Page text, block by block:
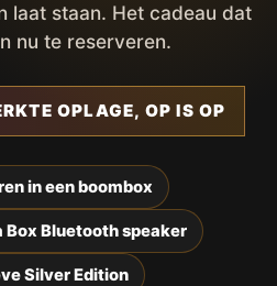
laat staan. Het cadeau dat
nu te reserveren.
OPLAGE, OP IS OP
in een boombox
Box Bluetooth speaker
Silver Edition